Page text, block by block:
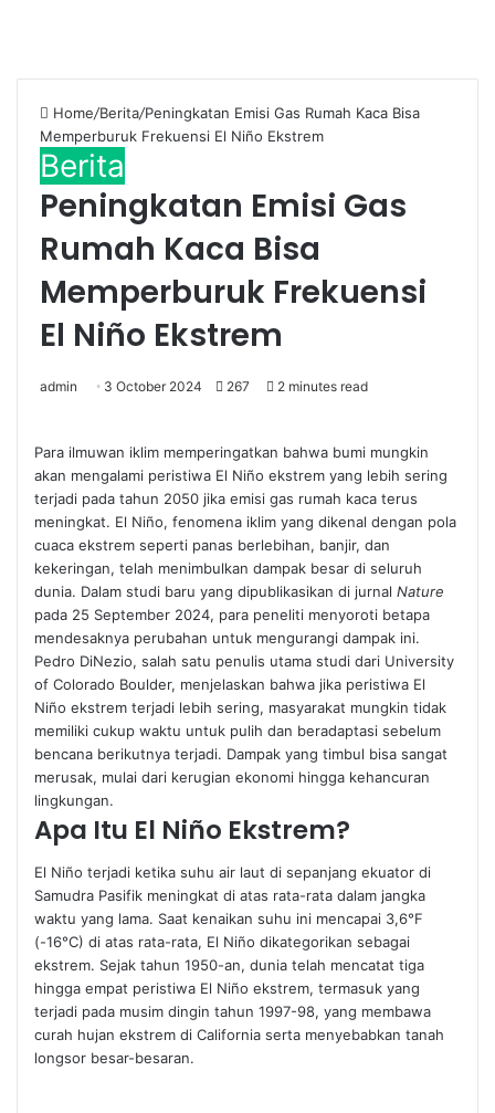
Home/Berita/Peningkatan Emisi Gas Rumah Kaca Bisa
Memperburuk Frekuensi El Niño Ekstrem
Berita
Peningkatan Emisi Gas
Rumah Kaca Bisa
Memperburuk Frekuensi
El Niño Ekstrem
admin 3 October 2024 267 2 minutes read
Para ilmuwan iklim memperingatkan bahwa bumi mungkin
akan mengalami peristiwa El Niño ekstrem yang lebih sering
terjadi pada tahun 2050 jika emisi gas rumah kaca terus
meningkat. El Niño, fenomena iklim yang dikenal dengan pola
cuaca ekstrem seperti panas berlebihan, banjir, dan
kekeringan, telah menimbulkan dampak besar di seluruh
dunia. Dalam studi baru yang dipublikasikan di jurnal Nature
pada 25 September 2024, para peneliti menyoroti betapa
mendesaknya perubahan untuk mengurangi dampak ini.
Pedro DiNezio, salah satu penulis utama studi dari University
of Colorado Boulder, menjelaskan bahwa jika peristiwa El
Niño ekstrem terjadi lebih sering, masyarakat mungkin tidak
memiliki cukup waktu untuk pulih dan beradaptasi sebelum
bencana berikutnya terjadi. Dampak yang timbul bisa sangat
merusak, mulai dari kerugian ekonomi hingga kehancuran
lingkungan.
Apa Itu El Niño Ekstrem?
El Niño terjadi ketika suhu air laut di sepanjang ekuator di
Samudra Pasifik meningkat di atas rata-rata dalam jangka
waktu yang lama. Saat kenaikan suhu ini mencapai 3,6°F
(-16°C) di atas rata-rata, El Niño dikategorikan sebagai
ekstrem. Sejak tahun 1950-an, dunia telah mencatat tiga
hingga empat peristiwa El Niño ekstrem, termasuk yang
terjadi pada musim dingin tahun 1997-98, yang membawa
curah hujan ekstrem di California serta menyebabkan tanah
longsor besar-besaran.